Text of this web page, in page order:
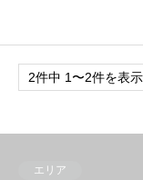
2件中 1〜2件を表示
エリア